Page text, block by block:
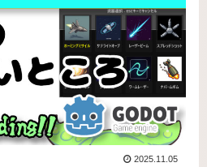
2025.11.05